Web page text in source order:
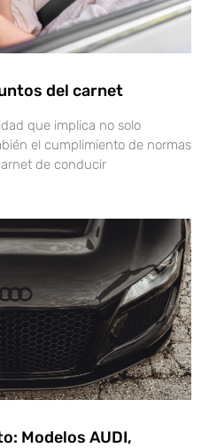
del carnet
que implica no solo
el cumplimiento de normas
de conducir
Modelos AUDI,